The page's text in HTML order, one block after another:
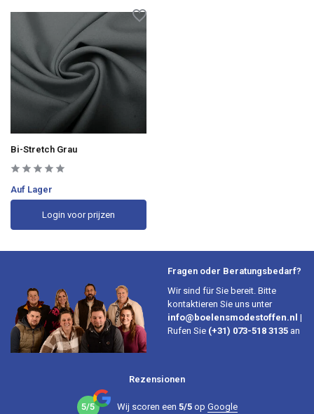
Bi-Stretch Grau
Auf Lager
Login voor prijzen
Fragen oder Beratungsbedarf?
Wir sind für Sie bereit. Bitte
kontaktieren Sie uns unter
info@boelensmodestoffen.nl |
Rufen Sie (+31) 073-518 3135 an
Rezensionen
5/5 Wij scoren een 5/5op Google